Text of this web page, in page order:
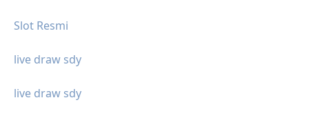
Slot Resmi
live draw sdy
live draw sdy